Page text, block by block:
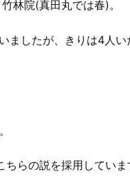
林院(真田丸では春)。
ましたが、きりは4人い
ちらの説を採用してい